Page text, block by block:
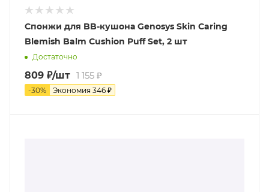
Спонжи для BB-кушона Genosys Skin Сaring
Blemish Balm Cushion Puff Set, 2 шт
Достаточно
809 ₽/шт 1 155 ₽
-30% Экономия 346 ₽